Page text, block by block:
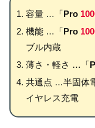
容量 …「Pro
機能 …「Pro
ブル内蔵
薄さ・軽さ …「
共通点 …半固体
イヤレス充電